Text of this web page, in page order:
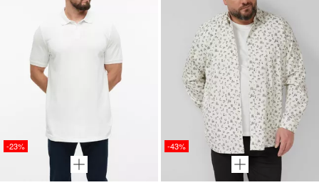
-23% -43%